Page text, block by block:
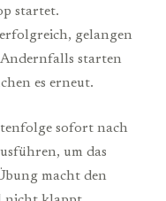
startet.
gelangen
Andernfalls starten
es erneut.
sofort nach
um das
macht den